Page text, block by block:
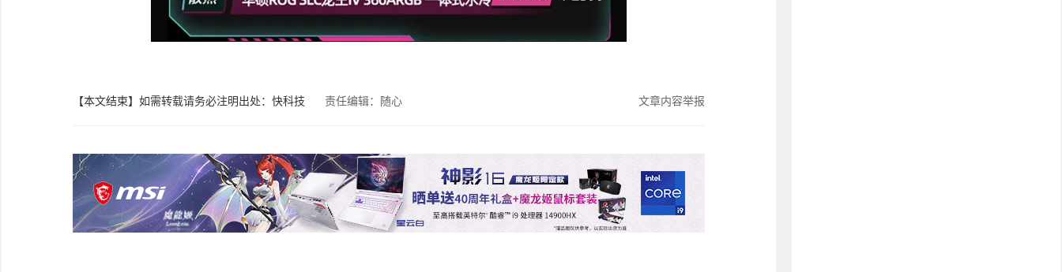
【本文结束】如需转载请务必注明出处：快科技 责任编辑：随心 文章内容举报